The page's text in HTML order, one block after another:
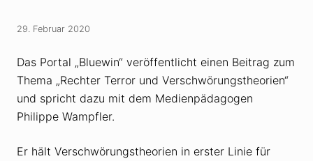
29. Februar 2020
Das Portal „Bluewin“ veröffentlicht einen Beitrag zum
Thema „Rechter Terror und Verschwörungstheorien“
und spricht dazu mit dem Medienpädagogen
Philippe Wampfler.
Er hält Verschwörungstheorien in erster Linie für